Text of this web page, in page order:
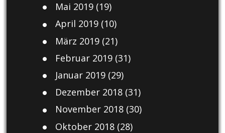
Mai 2019(19)
April 2019(10)
März 2019(21)
Februar 2019(31)
Januar 2019(29)
Dezember 2018(31)
November 2018(30)
Oktober 2018(28)